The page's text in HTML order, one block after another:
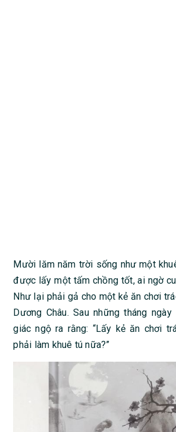
Mười lăm năm trời sống như một
được lấy một tấm chồng tốt, ai ngờ
Như lại phải gả cho một kẻ ăn chơi
Dương Châu. Sau những tháng
giác ngộ ra rằng: “Lấy kẻ ăn chơi
phải làm khuê tú nữa?”